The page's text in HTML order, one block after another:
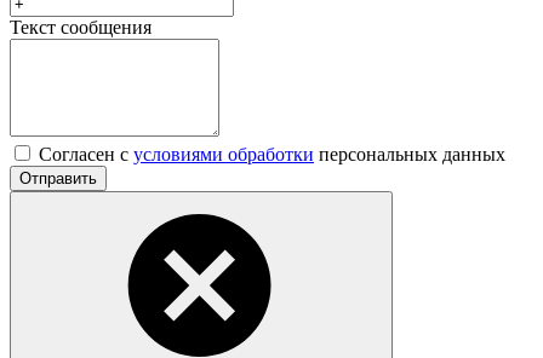
Текст сообщения
Согласен с условиями обработки персональных данных
Отправить